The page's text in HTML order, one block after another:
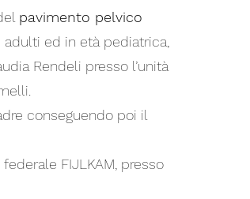
pavimento pelvico
ed in età pediatrica,
Rendeli presso l’unità
conseguendo poi il
FIJLKAM, presso